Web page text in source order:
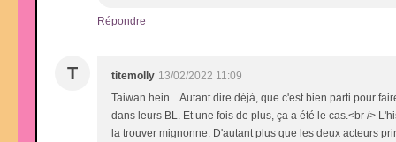
Répondre
T titemolly 13/02/2022 11:09
Taiwan hein... Autant dire déjà, que c'est bien parti pour
dans leurs BL. Et une fois de plus, ça a été le cas.<br />
la trouver mignonne. D'autant plus que les deux acteurs